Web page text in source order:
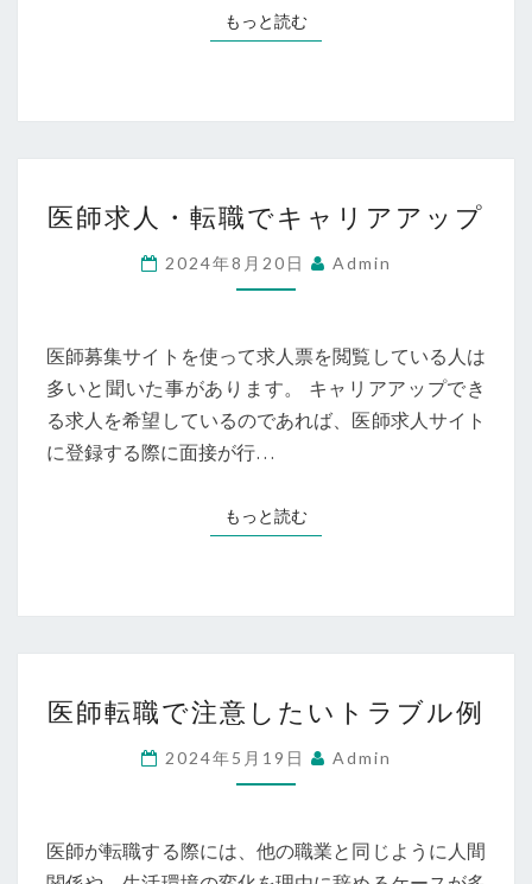
所
もっと読むもっと読む
師
求
人・
職
で
キ
ア
医師求人・転職でキャリアアップ
2024年8月20日 Admin
医師募集サイトを使って求人票を閲覧している人は
多いと聞いた事があります。 キャリアアップでき
る求人を希望しているのであれば、医師求人サイト
に登録する際に面接が行…
もっと読むもっと読む
師
転
職
注
医師転職で注意したいトラブル例
2024年5月19日 Admin
医師が転職する際には、他の職業と同じように人間